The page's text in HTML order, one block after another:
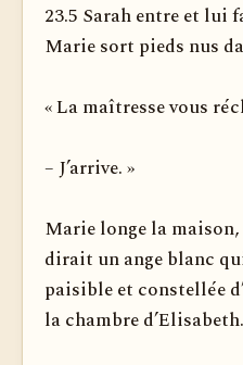
23.5 Sarah entre et lui
Marie sort pieds nus
« La maîtresse vous
– J’arrive. »
Marie longe la maison,
dirait un ange blanc
paisible et constellée
la chambre d’Elisabeth.